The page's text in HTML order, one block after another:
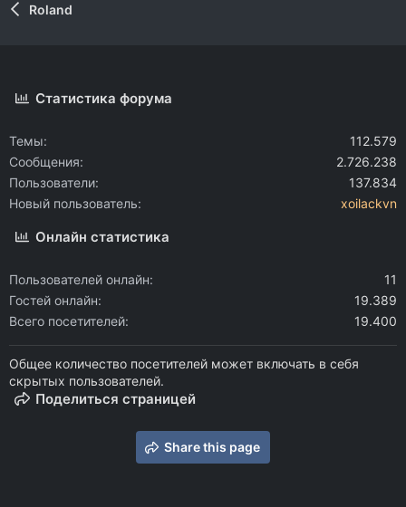
Roland
Статистика форума
Темы
112.579
Сообщения
2.726.238
Пользователи
137.834
Новый пользователь
xoilackvn
Онлайн статистика
Пользователей онлайн
11
Гостей онлайн
19.389
Всего посетителей
19.400
Общее количество посетителей может включать в себя
скрытых пользователей.
Поделиться страницей
Share this page